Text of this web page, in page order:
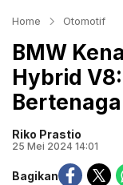
Home Otomotif
BMW
Hybrid
Riko Prastio
25 Mei 2024 14:01
Bagikan